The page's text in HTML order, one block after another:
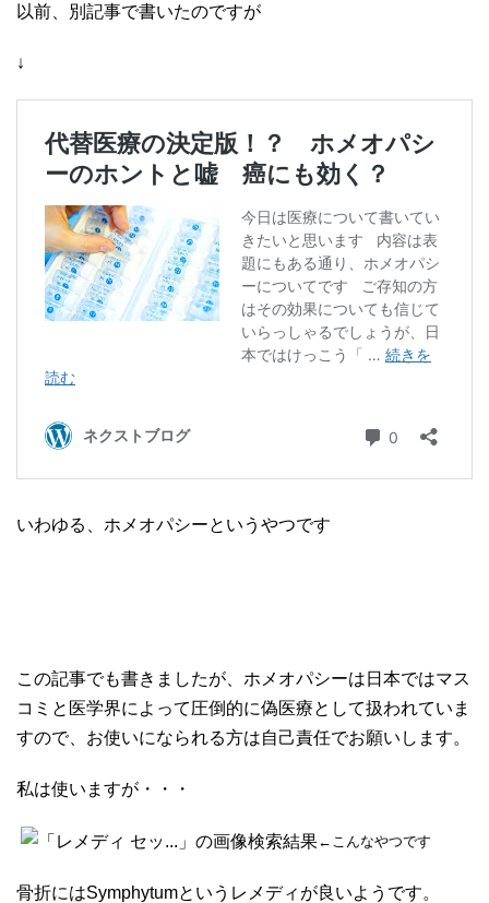
以前、別記事で書いたのですが
↓
いわゆる、ホメオパシーというやつです
この記事でも書きましたが、ホメオパシーは日本ではマス
コミと医学界によって圧倒的に偽医療として扱われていま
すので、お使いになられる方は自己責任でお願いします。
私は使いますが・・・
←こんなやつです
骨折にはSymphytumというレメディが良いようです。